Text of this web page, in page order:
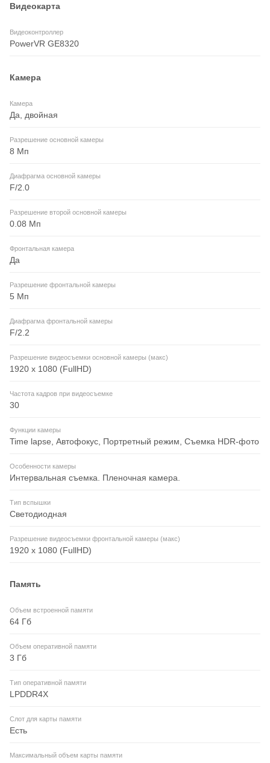
Видеокарта
Видеоконтроллер
PowerVR GE8320
Камера
Камера
Да, двойная
Разрешение основной камеры
8 Мп
Диафрагма основной камеры
F/2.0
Разрешение второй основной камеры
0.08 Мп
Фронтальная камера
Да
Разрешение фронтальной камеры
5 Мп
Диафрагма фронтальной камеры
F/2.2
Разрешение видеосъемки основной камеры (макс)
1920 x 1080 (FullHD)
Частота кадров при видеосъемке
30
Функции камеры
Time lapse, Автофокус, Портретный режим, Съемка HDR-фото
Особенности камеры
Интервальная съемка. Пленочная камера.
Тип вспышки
Светодиодная
Разрешение видеосъемки фронтальной камеры (макс)
1920 x 1080 (FullHD)
Память
Объем встроенной памяти
64 Гб
Объем оперативной памяти
3 Гб
Тип оперативной памяти
LPDDR4X
Слот для карты памяти
Есть
Максимальный объем карты памяти